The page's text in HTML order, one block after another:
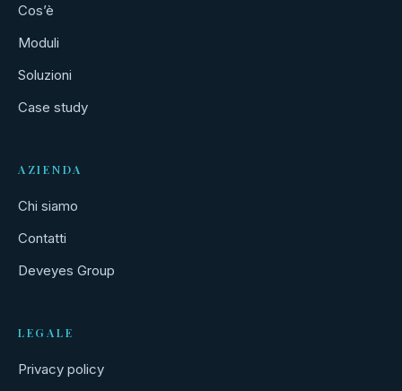
Cos’è
Moduli
Soluzioni
Case study
AZIENDA
Chi siamo
Contatti
Deveyes Group
LEGALE
Privacy policy